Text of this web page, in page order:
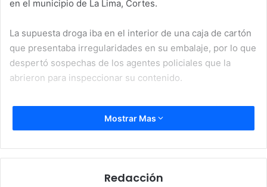
en el municipio de La Lima, Cortes.
La supuesta droga iba en el interior de una caja de cartón
que presentaba irregularidades en su embalaje, por lo que
despertó sospechas de los agentes policiales que la
abrieron para inspeccionar su contenido.
De ella extrajeron la supuesta droga, que iba oculta entre
productos alimenticios como queso, mantequilla, frijoles
sustancia decomisada al Ministerio Público, para las
Mostrar Mas
Redacción